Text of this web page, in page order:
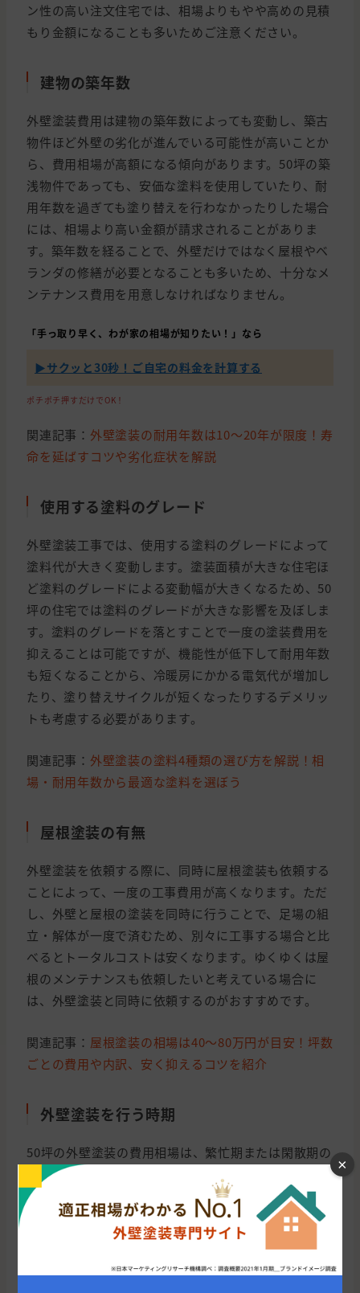
ン性の高い注文住宅では、相場よりもやや高めの見積
もり金額になることも多いためご注意ください。
建物の築年数
外壁塗装費用は建物の築年数によっても変動し、築古
物件ほど外壁の劣化が進んでいる可能性が高いことか
ら、費用相場が高額になる傾向があります。50坪の築
浅物件であっても、安価な塗料を使用していたり、耐
用年数を過ぎても塗り替えを行わなかったりした場合
には、相場より高い金額が請求されることがありま
す。築年数を経ることで、外壁だけではなく屋根やベ
ランダの修繕が必要となることも多いため、十分なメ
ンテナンス費用を用意しなければなりません。
「手っ取り早く、わが家の相場が知りたい！」なら
▶︎サクッと30秒！ご自宅の料金を計算する
ポチポチ押すだけでOK！
関連記事： 外壁塗装の耐用年数は10〜20年が限度！寿
命を延ばすコツや劣化症状を解説
使用する塗料のグレード
外壁塗装工事では、使用する塗料のグレードによって
塗料代が大きく変動します。塗装面積が大きな住宅ほ
ど塗料のグレードによる変動幅が大きくなるため、50
坪の住宅では塗料のグレードが大きな影響を及ぼしま
す。塗料のグレードを落とすことで一度の塗装費用を
抑えることは可能ですが、機能性が低下して耐用年数
も短くなることから、冷暖房にかかる電気代が増加し
たり、塗り替えサイクルが短くなったりするデメリッ
トも考慮する必要があります。
関連記事： 外壁塗装の塗料4種類の選び方を解説！相
場・耐用年数から最適な塗料を選ぼう
屋根塗装の有無
外壁塗装を依頼する際に、同時に屋根塗装も依頼する
ことによって、一度の工事費用が高くなります。ただ
し、外壁と屋根の塗装を同時に行うことで、足場の組
立・解体が一度で済むため、​​別々に工事する場合と比
べるとトータルコストは安くなります。ゆくゆくは屋
根のメンテナンスも依頼したいと考えている場合に
は、外壁塗装と同時に依頼するのがおすすめです。
関連記事： 屋根塗装の相場は40〜80万円が目安！坪数
ごとの費用や内訳、安く抑えるコツを紹介
外壁塗装を行う時期
50坪の外壁塗装の費用相場は、繁忙期または閑散期の
どの時期に依頼するかによって、見積もり金額が変動
することもあります。たとえば、塗料が乾きやすい
春・秋のシーズンは外壁塗装の繁忙期とされており、
一方で梅雨・真夏・真冬のシーズンは塗装工事が行え
×